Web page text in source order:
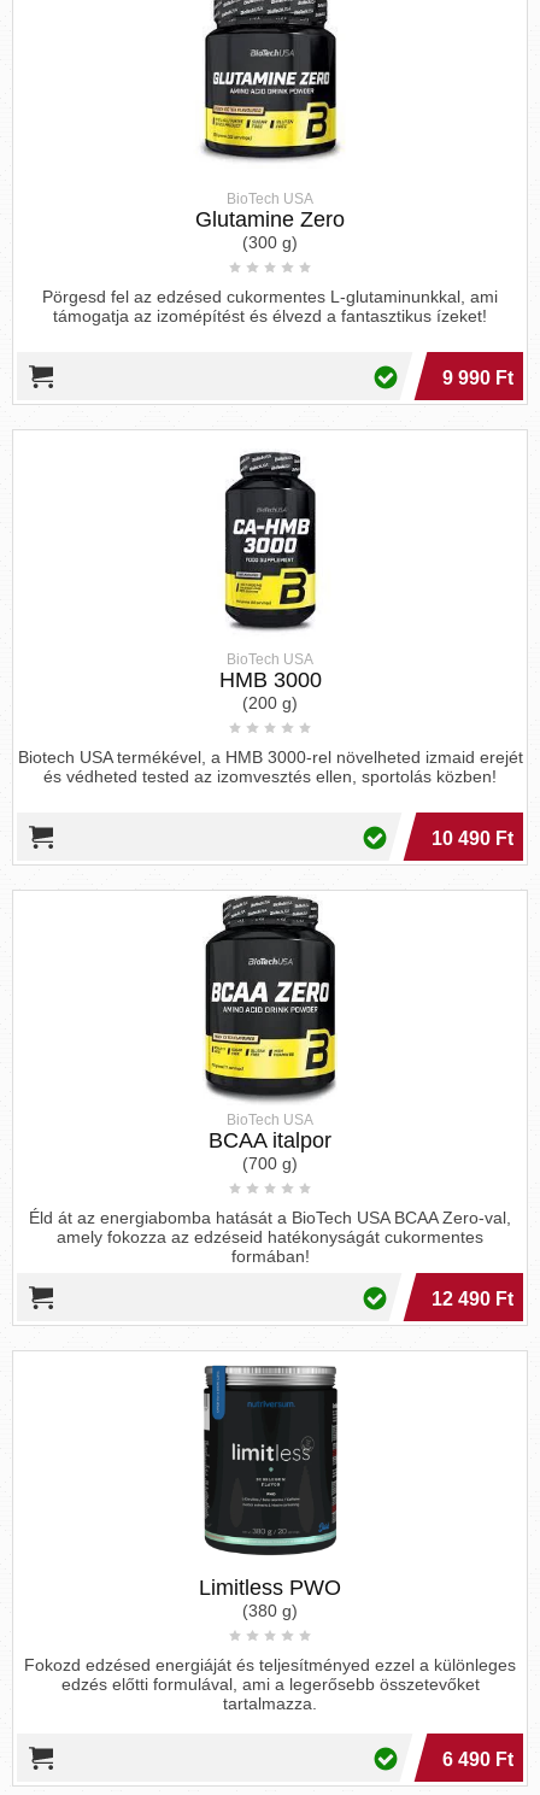
BioTech USA
Glutamine Zero
(300 g)
Pörgesd fel az edzésed cukormentes L-glutaminunkkal, ami
támogatja az izomépítést és élvezd a fantasztikus ízeket!
9 990 Ft
BioTech USA
HMB 3000
(200 g)
Biotech USA termékével, a HMB 3000-rel növelheted izmaid erejét
és védheted tested az izomvesztés ellen, sportolás közben!
10 490 Ft
BioTech USA
BCAA italpor
(700 g)
Éld át az energiabomba hatását a BioTech USA BCAA Zero-val,
amely fokozza az edzéseid hatékonyságát cukormentes
formában!
12 490 Ft
Limitless PWO
(380 g)
Fokozd edzésed energiáját és teljesítményed ezzel a különleges
edzés előtti formulával, ami a legerősebb összetevőket
tartalmazza.
6 490 Ft